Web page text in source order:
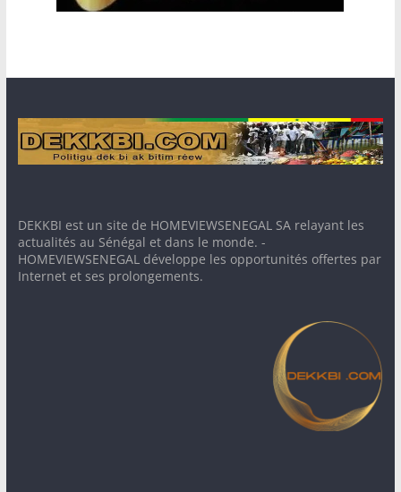
DEKKBI est un site de HOMEVIEWSENEGAL SA relayant les
actualités au Sénégal et dans le monde. -
HOMEVIEWSENEGAL développe les opportunités offertes par
Internet et ses prolongements.